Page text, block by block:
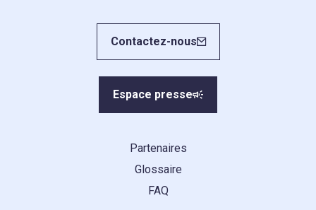
Contactez-nous
Espace presse
Partenaires
Glossaire
FAQ